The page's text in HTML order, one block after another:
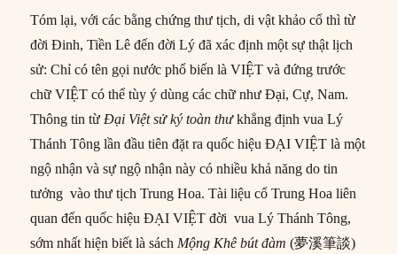
Tóm lại, với các bằng chứng thư tịch, di vật khảo cổ thì từ
đời Đinh, Tiền Lê đến đời Lý đã xác định một sự thật lịch
sử: Chỉ có tên gọi nước phổ biến là VIỆT và đứng trước
chữ VIỆT có thể tùy ý dùng các chữ như Đại, Cự, Nam.
Thông tin từĐại Việt sử ký toàn thưkhẳng định vua Lý
Thánh Tông lần đầu tiên đặt ra quốc hiệu ĐẠI VIỆT là một
ngộ nhận và sự ngộ nhận này có nhiều khả năng do tin
tưởng vào thư tịch Trung Hoa. Tài liệu cổ Trung Hoa liên
quan đến quốc hiệu ĐẠI VIỆT đời vua Lý Thánh Tông,
sớm nhất hiện biết là sách Mộng Khê bút đàm(夢溪筆談)